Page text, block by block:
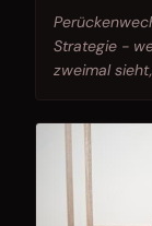
Strategie -
zweimal